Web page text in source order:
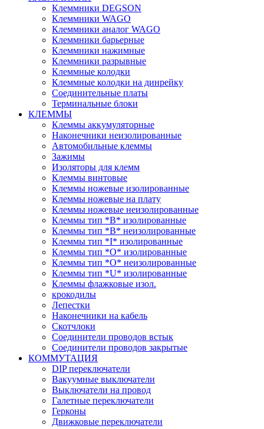
Клеммники DEGSON
Клеммники WAGO
Клеммники аналог WAGO
Клеммники барьерные
Клеммники нажимные
Клеммники разрывные
Клеммные колодки
Клеммные колодки на динрейку
Соединительные платы
Терминальные блоки
КЛЕММЫ
Клеммы аккумуляторные
Наконечники неизолированные
Автомобильные клеммы
Зажимы
Изоляторы для клемм
Клеммы винтовые
Клеммы ножевые изолированные
Клеммы ножевые на плату
Клеммы ножевые неизолированные
Клеммы тип *B* изолированные
Клеммы тип *B* неизолированные
Клеммы тип *I* изолированные
Клеммы тип *O* изолированные
Клеммы тип *O* неизолированные
Клеммы тип *U* изолированные
Клеммы флажковые изол.
крокодилы
Лепестки
Наконечники на кабель
Скотчлоки
Соединители проводов встык
Соединители проводов закрытые
КОММУТАЦИЯ
DIP переключатели
Вакуумные выключатели
Выключатели на провод
Галетные переключатели
Герконы
Движковые переключатели